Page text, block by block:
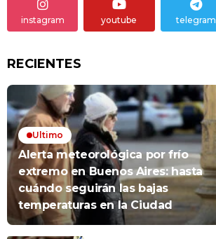
instagram youtube telegram
RECIENTES
Ultimo
Alerta meteorológica por frío
extremo en Buenos Aires: hasta
cuándo seguirán las bajas
temperaturas en la Ciudad